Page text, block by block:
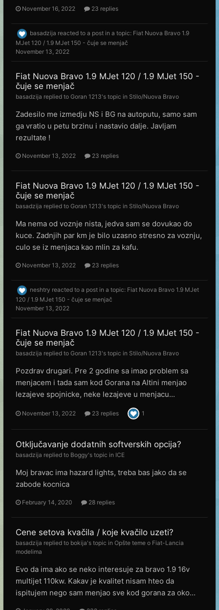
November 16, 2022 23 replies
basadzija reacted to a post in a topic: Fiat Nuova Bravo 1.9
MJet 120 / 1.9 MJet 150 - čuje se menjač
November 13, 2022
Fiat Nuova Bravo 1.9 MJet 120 / 1.9 MJet 150 -
čuje se menjač
basadzija replied to Goran 1213's topic in Stilo/Nuova Bravo
Zadesilo me izmedju NS i BG na autoputu, samo sam
ga vratio u petu brzinu i nastavio dalje. Javljam
rezultate !
November 13, 2022 23 replies
Fiat Nuova Bravo 1.9 MJet 120 / 1.9 MJet 150 -
čuje se menjač
basadzija replied to Goran 1213's topic in Stilo/Nuova Bravo
Ma nema od voznje nista, jedva sam se dovukao do
kuce. Zadnjih par km je bilo uzasno stresno za voznju,
culo se iz menjaca kao mlin za kafu.
November 13, 2022 23 replies
neshtry reacted to a post in a topic: Fiat Nuova Bravo 1.9 MJet
120 / 1.9 MJet 150 - čuje se menjač
November 13, 2022
Fiat Nuova Bravo 1.9 MJet 120 / 1.9 MJet 150 -
čuje se menjač
basadzija replied to Goran 1213's topic in Stilo/Nuova Bravo
Pozdrav drugari. Pre 2 godine sa imao problem sa
menjacem i tada sam kod Gorana na Altini menjao
lezajeve spojnicke, neke lezajeve u menjacu...
November 13, 2022 23 replies 1
Otključavanje dodatnih softverskih opcija?
basadzija replied to Boggy's topic in ICE
Moj bravac ima hazard lights, treba bas jako da se
zabode kocnica
February 14, 2020 28 replies
Cene setova kvačila / koje kvačilo uzeti?
basadzija replied to bokija's topic in Opšte teme o Fiat-Lancia
modelima
Evo da ima ako se neko interesuje za bravo 1.9 16v
multijet 110kw. Kakav je kvalitet nisam hteo da
ispitujem nego sam menjao sve kod gorana za oko...